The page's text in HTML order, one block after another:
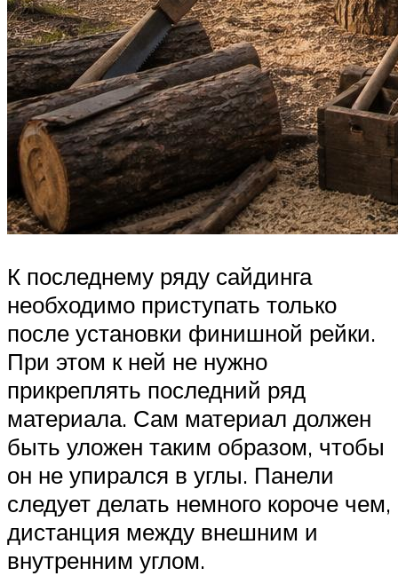
К последнему ряду сайдинга
необходимо приступать только
после установки финишной рейки.
При этом к ней не нужно
прикреплять последний ряд
материала. Сам материал должен
быть уложен таким образом, чтобы
он не упирался в углы. Панели
следует делать немного короче чем,
дистанция между внешним и
внутренним углом.